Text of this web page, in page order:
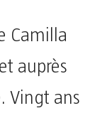
Camilla
auprès
Vingt ans